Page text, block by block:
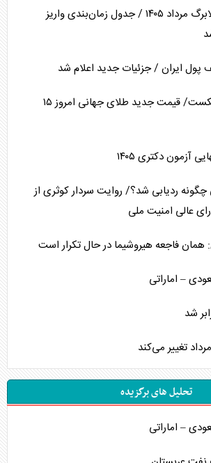
تغییر زمان واریز کالابرگ مرداد ۱۴۰۵ / جدول زمان‌بندی واریز
پول ایران / جزئیات جدید اعلام شد
قیمت طلا رکورد شکست/ قیمت جدید طلای جهانی امروز ۱۵
آزمون دکتری ۱۴۰۵
چگونه ردیابی شد؟/ روایت سردار کوثری از
عالی امنیت ملی
همان فاجعه هیروشیما در حال تکرار است
– اماراتی
شد
تغییر می‌کند
تحلیل های برگزیده
– اماراتی